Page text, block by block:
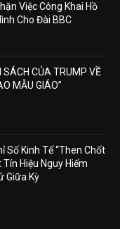
Việc Công Khai Hồ
Cho Đài BBC
SÁCH CỦA TRUMP VỀ
MẪU GIÁO”
Số Kinh Tế “Then Chốt
Tín Hiệu Nguy Hiểm
Giữa Kỳ